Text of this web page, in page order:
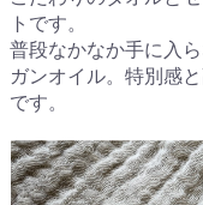
トです。
普段なかなか手に入
ガンオイル。特別感
です。